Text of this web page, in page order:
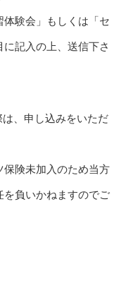
験会」もしくは「セ
記入の上、送信下さ
、申し込みをいただ
保険未加入のため当方
負いかねますのでご